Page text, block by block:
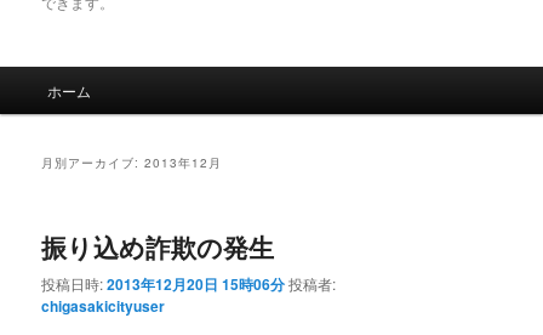
ホーム
月別アーカイブ:2013年12月
振り込め詐欺の発生
投稿日時:2013年12月20日 15時06分投稿者:
chigasakicityuser